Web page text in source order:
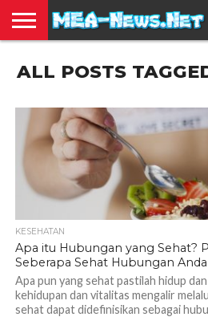
TERBARU
EDUKASI
HIBURAN
INSPIRASI
KESEHATAN
KULINER
OLAH
RAGA
OTOMOTIF
TRAVEL
JUAL
BELI
ALL POSTS
KESEHATAN
Apa itu Hubungan yang Sehat?
Seberapa Sehat Hubungan
Apa pun yang sehat pastilah hidup
kehidupan dan vitalitas mengalir
sehat dapat didefinisikan sebagai